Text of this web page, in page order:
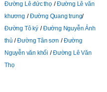
Đường Lê đức thọ
Đường Lê văn
khương
Đường Quang trung
Đường Tô ký
Đường Nguyễn Ảnh
thủ
Đường Tân sơn
Đường
Nguyễn văn khối
Đường Lê Văn
Thọ